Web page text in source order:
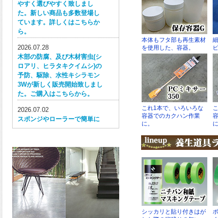
やすく選びやすく致しまし
た。新しい商品も多数登場し
ています。詳しくはこちらか
ら。
2026.07.28
木部の防腐、及び木材害虫(シ
ロアリ、ヒラタキクイムシ)の
予防、駆除、水性キシラモン
3Wが新しく販売開始致しまし
た。ご購入はこちらから。
2026.07.02
スポンジやローラーで簡単に
塗ってはがせる目かくし用水
イントが新しく販売開始致し
ました。ご購入はこちらか
ら。
2026.06.30
ウレタン特有の網目構造の反
応塗膜は、強靭で耐衝撃性、
耐擦り傷性、耐摩耗性に優れ